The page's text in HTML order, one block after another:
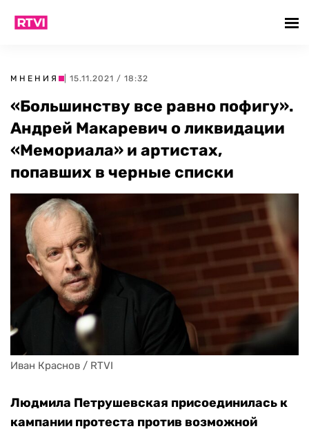
МНЕНИЯ | 15.11.2021 / 18:32
«Большинству все равно пофигу».
Андрей Макаревич о ликвидации
«Мемориала» и артистах,
попавших в черные списки
Иван Краснов / RTVI
Людмила Петрушевская присоединилась к
кампании протеста против возможной